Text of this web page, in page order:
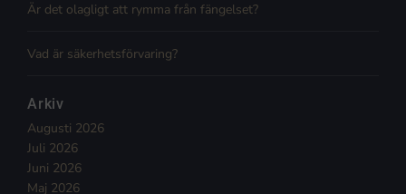
Är det olagligt att rymma från fängelset?
Vad är säkerhetsförvaring?
Arkiv
Augusti 2026
Juli 2026
Juni 2026
Maj 2026